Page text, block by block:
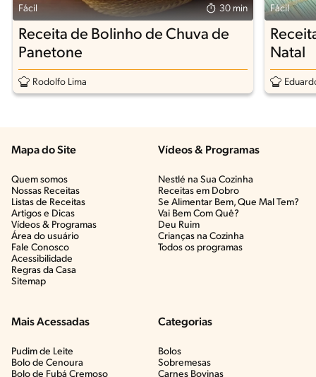
Fácil 30 min
Receita de Bolinho de Chuva de
Panetone
Rodolfo Lima
Fácil
Natal
Mapa do Site
Quem somos
Nossas Receitas
Listas de Receitas​
Artigos e Dicas​
Vídeos & Programas​
Área do usuário
Fale Conosco
Acessibilidade
Regras da Casa
Sitemap
Vídeos & Programas​
Nestlé na Sua Cozinha
Receitas em Dobro
Se Alimentar Bem, Que Mal Tem?​
Vai Bem Com Quê?​
Deu Ruim​
Crianças na Cozinha​
Todos os programas
Mais Acessadas
Pudim de Leite
Bolo de Cenoura
Bolo de Fubá Cremoso
Categorias
Bolos
Sobremesas
Carnes Bovinas​